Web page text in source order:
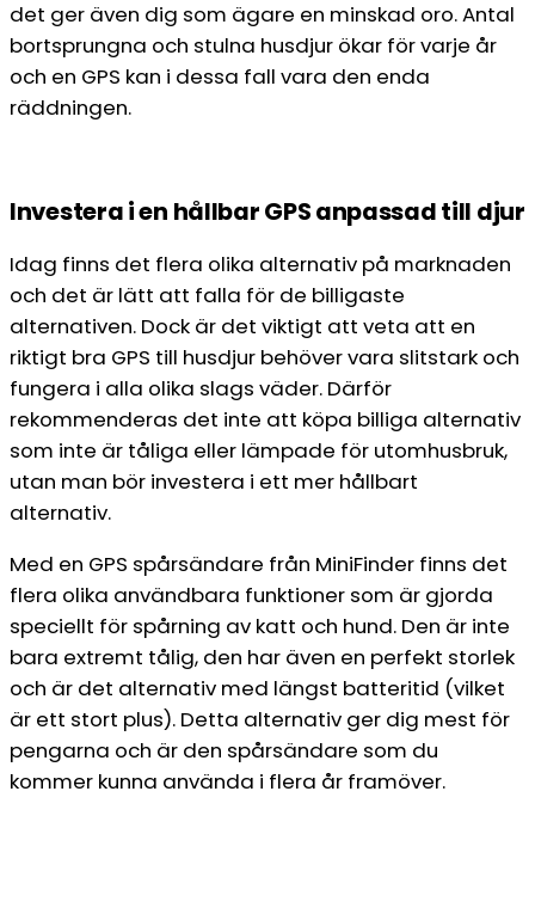
det ger även dig som ägare en minskad oro. Antal
bortsprungna och stulna husdjur ökar för varje år
och en GPS kan i dessa fall vara den enda
räddningen.
Investera i en hållbar GPS anpassad till djur
Idag finns det flera olika alternativ på marknaden
och det är lätt att falla för de billigaste
alternativen. Dock är det viktigt att veta att en
riktigt bra GPS till husdjur behöver vara slitstark och
fungera i alla olika slags väder. Därför
rekommenderas det inte att köpa billiga alternativ
som inte är tåliga eller lämpade för utomhusbruk,
utan man bör investera i ett mer hållbart
alternativ.
Med en GPS spårsändare från MiniFinder finns det
flera olika användbara funktioner som är gjorda
speciellt för spårning av katt och hund. Den är inte
bara extremt tålig, den har även en perfekt storlek
och är det alternativ med längst batteritid (vilket
är ett stort plus). Detta alternativ ger dig mest för
pengarna och är den spårsändare som du
kommer kunna använda i flera år framöver.